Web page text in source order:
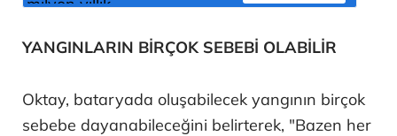
YANGINLARIN BİRÇOK SEBEBİ OLABİLİR
Oktay, bataryada oluşabilecek yangının birçok
sebebe dayanabileceğini belirterek, "Bazen her